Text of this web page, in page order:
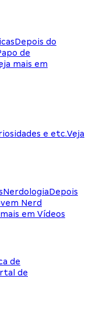
Depois do
de
mais em
e etc.Veja
NerdologiaDepois
Nerd
em Vídeos
de
de